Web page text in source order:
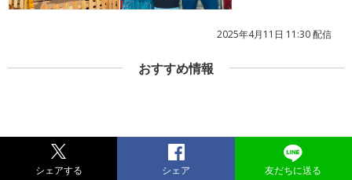
2025年4月11日 11:30 配信
おすすめ情報
シェアする シェア 友だちに送る